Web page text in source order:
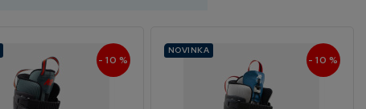
- 10 %
NOVINKA
- 10 %